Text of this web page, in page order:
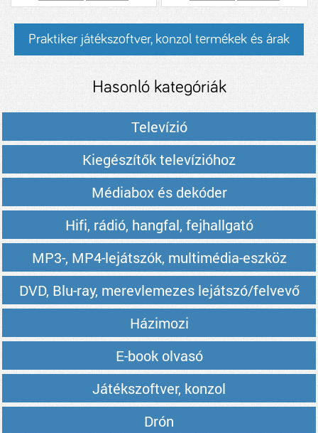
Praktiker játékszoftver, konzol termékek és árak
Hasonló kategóriák
Televízió
Kiegészítők televízióhoz
Médiabox és dekóder
Hifi, rádió, hangfal, fejhallgató
MP3-, MP4-lejátszók, multimédia-eszköz
DVD, Blu-ray, merevlemezes lejátszó/felvevő
Házimozi
E-book olvasó
Játékszoftver, konzol
Drón